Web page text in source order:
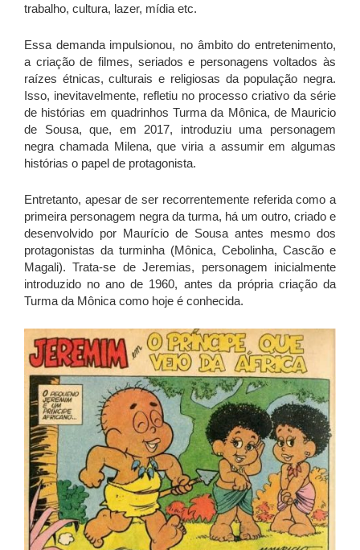
trabalho, cultura, lazer, mídia etc.
Essa demanda impulsionou, no âmbito do entretenimento,
a criação de filmes, seriados e personagens voltados às
raízes étnicas, culturais e religiosas da população negra.
Isso, inevitavelmente, refletiu no processo criativo da série
de histórias em quadrinhos Turma da Mônica, de Mauricio
de Sousa, que, em 2017, introduziu uma personagem
negra chamada Milena, que viria a assumir em algumas
histórias o papel de protagonista.
Entretanto, apesar de ser recorrentemente referida como a
primeira personagem negra da turma, há um outro, criado e
desenvolvido por Maurício de Sousa antes mesmo dos
protagonistas da turminha (Mônica, Cebolinha, Cascão e
Magali). Trata-se de Jeremias, personagem inicialmente
introduzido no ano de 1960, antes da própria criação da
Turma da Mônica como hoje é conhecida.